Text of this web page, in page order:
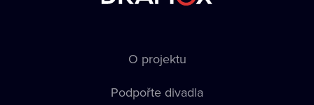
O projektu
Podpořte divadla